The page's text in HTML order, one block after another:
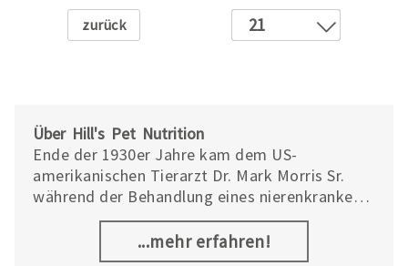
Zurück
5
6
7
8
9
21
Über Hill's Pet Nutrition
Ende der 1930er Jahre kam dem US-
amerikanischen Tierarzt Dr. Mark Morris Sr.
während der Behandlung eines nierenkranken
Schäferhundes die Idee, Spezialfutter
...mehr erfahren!